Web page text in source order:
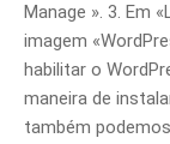
Manage ». 3. Em
imagem
habilitar o
maneira de
também